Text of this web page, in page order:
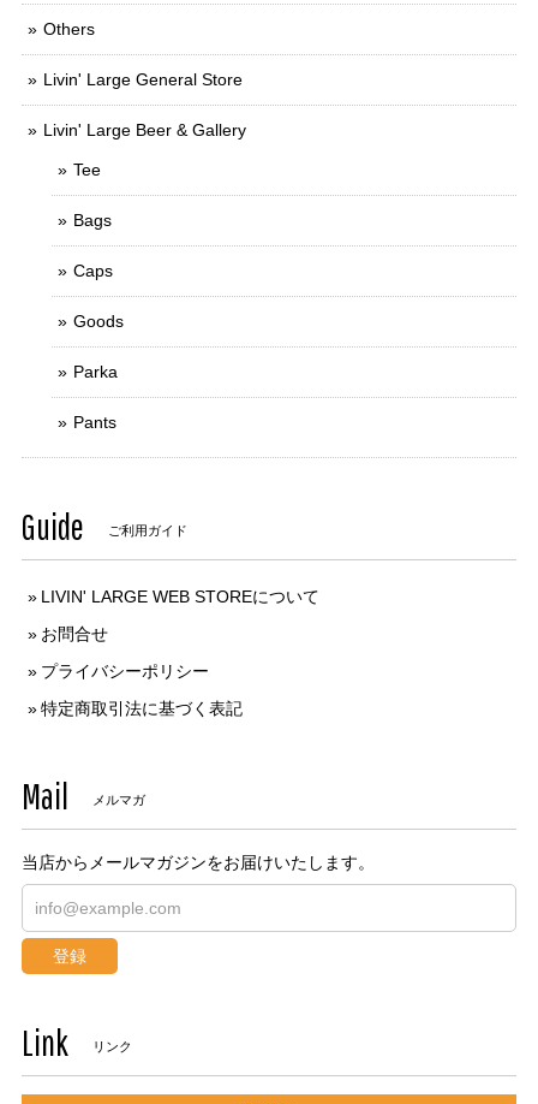
Others
Livin' Large General Store
Livin' Large Beer & Gallery
Tee
Bags
Caps
Goods
Parka
Pants
Guide ご利用ガイド
LIVIN' LARGE WEB STOREについて
お問合せ
プライバシーポリシー
特定商取引法に基づく表記
Mail メルマガ
当店からメールマガジンをお届けいたします。
登録
Link リンク